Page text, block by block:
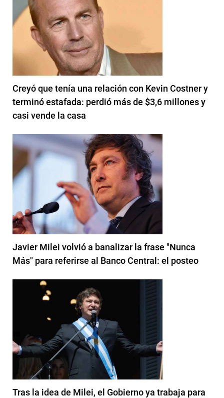
Creyó que tenía una relación con Kevin Costner y
terminó estafada: perdió más de $3,6 millones y
casi vende la casa
Javier Milei volvió a banalizar la frase "Nunca
Más" para referirse al Banco Central: el posteo
Tras la idea de Milei, el Gobierno ya trabaja para